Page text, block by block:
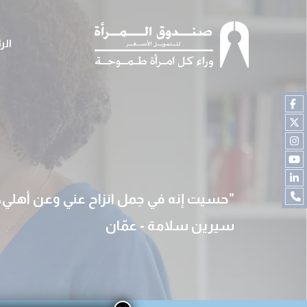
حسيت إنه في حِمل انزاح عني وعن
سيرين سلامة - عمّان